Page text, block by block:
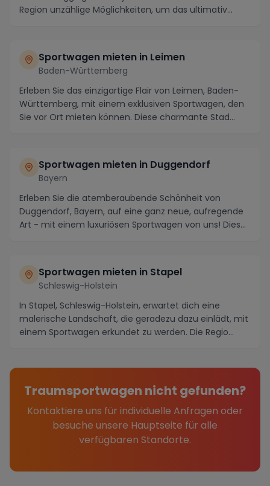
Region unzählige Möglichkeiten, um das ultimativ...
Sportwagen mieten in Leimen
Baden-Württemberg
Erleben Sie das einzigartige Flair von Leimen, Baden-
Württemberg, mit einem exklusiven Sportwagen, den
Sie vor Ort mieten können. Diese charmante Stad...
Sportwagen mieten in Duggendorf
Bayern
Erleben Sie die atemberaubende Schönheit von
Duggendorf, Bayern, auf eine ganz neue, aufregende
Art - mit einem luxuriösen Sportwagen von uns! Diese
Sportwagen mieten in Stapel
Schleswig-Holstein
In Stapel, Schleswig-Holstein, erwartet dich eine
malerische Landschaft, die geradezu dazu einlädt, mit
einem Sportwagen erkundet zu werden. Die Regio...
Traumsportwagen nicht gefunden?
Kontaktiere uns für individuelle Anfragen oder
besuche unsere Hauptseite für alle
verfügbaren Standorte.